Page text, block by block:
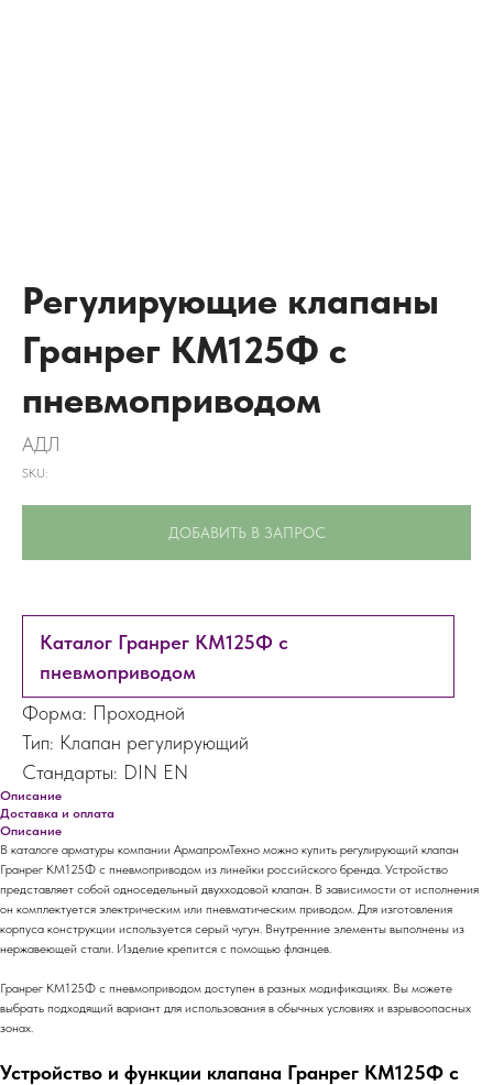
Регулирующие клапаны
Гранрег КМ125Ф с
пневмоприводом
АДЛ
SKU:
ДОБАВИТЬ В ЗАПРОС
Каталог Гранрег КМ125Ф с
пневмоприводом
Форма: Проходной
Тип: Клапан регулирующий
Стандарты: DIN EN
Описание
Доставка и оплата
Описание
В каталоге арматуры компании АрмапромТехно можно купить регулирующий клапан
Гранрег КМ125Ф с пневмоприводом из линейки российского бренда. Устройство
представляет собой односедельный двухходовой клапан. В зависимости от исполнения
он комплектуется электрическим или пневматическим приводом. Для изготовления
корпуса конструкции используется серый чугун. Внутренние элементы выполнены из
нержавеющей стали. Изделие крепится с помощью фланцев.
Гранрег КМ125Ф с пневмоприводом доступен в разных модификациях. Вы можете
выбрать подходящий вариант для использования в обычных условиях и взрывоопасных
зонах.
Устройство и функции клапана Гранрег КМ125Ф с